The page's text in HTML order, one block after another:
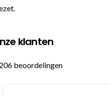
klanten
beoordelingen